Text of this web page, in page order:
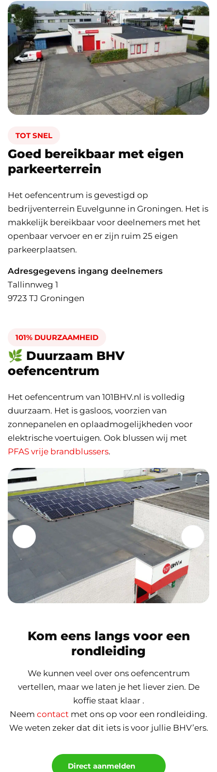
Goed bereikbaar met eigen
parkeerterrein
TOT SNEL
Het oefencentrum is gevestigd op
bedrijventerrein Euvelgunne in Groningen. Het is
makkelijk bereikbaar voor deelnemers met het
openbaar vervoer en er zijn ruim 25 eigen
parkeerplaatsen.
Adresgegevens ingang deelnemers
Tallinnweg 1
9723 TJ Groningen
🌿 Duurzaam BHV
oefencentrum
101% DUURZAAMHEID
Het oefencentrum van 101BHV.nl is volledig
duurzaam. Het is gasloos, voorzien van
zonnepanelen en oplaadmogelijkheden voor
elektrische voertuigen. Ook blussen wij met
PFAS vrije brandblussers.
Kom eens langs voor een
rondleiding
We kunnen veel over ons oefencentrum
vertellen, maar we laten je het liever zien. De
koffie staat klaar .
Neem contact met ons op voor een rondleiding.
We weten zeker dat dit iets is voor jullie BHV’ers.
Direct aanmelden